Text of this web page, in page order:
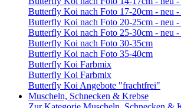
Butterfly Koi nach Foto 17-20cm - neu -
Butterfly Koi nach Foto 20-25cm - neu -
Butterfly Koi nach Foto 25-30cm - neu -
Butterfly Koi nach Foto 30-35cm
Butterfly Koi nach Foto 35-40cm
Butterfly Koi Farbmix
Butterfly Koi Farbmix
Butterfly Koi Angebote "frachtfrei"
Muscheln, Schnecken & Krebse